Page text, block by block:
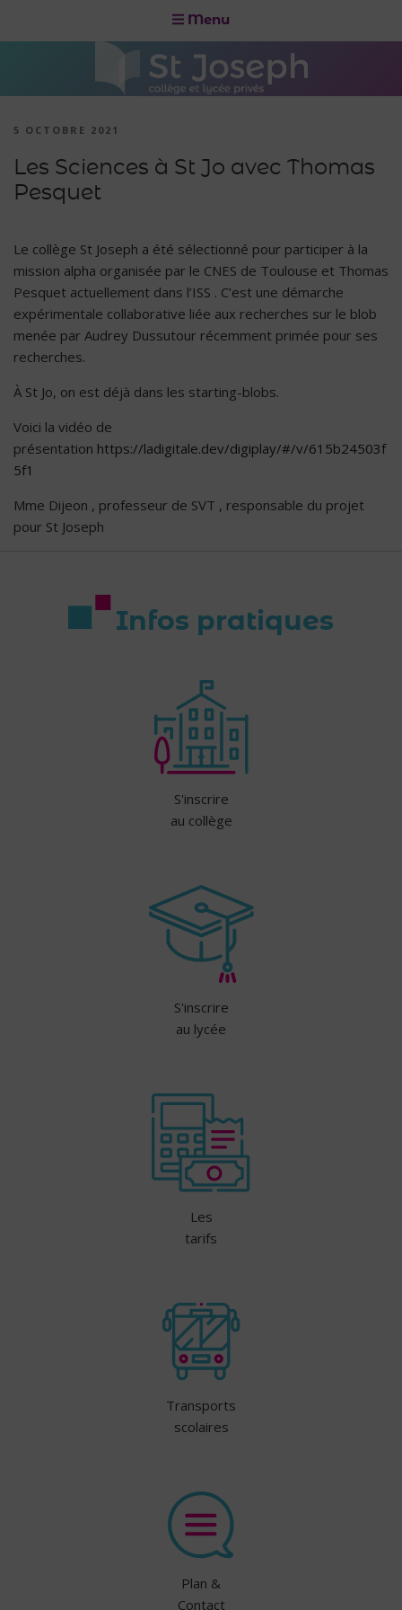
Menu
5 OCTOBRE 2021
Les Sciences à St Jo avec Thomas
Pesquet
Le collège St Joseph a été sélectionné pour participer à la
mission alpha organisée par le CNES de Toulouse et Thomas
Pesquet actuellement dans l’ISS . C’est une démarche
expérimentale collaborative liée aux recherches sur le blob
menée par Audrey Dussutour récemment primée pour ses
recherches.
À St Jo, on est déjà dans les starting-blobs.
Voici la vidéo de
présentation https://ladigitale.dev/digiplay/#/v/615b24503f
5f1
Mme Dijeon , professeur de SVT , responsable du projet
pour St Joseph
Infos pratiques
S'inscrire
au collège
S'inscrire
au lycée
Les
tarifs
Transports
scolaires
Plan &
Contact